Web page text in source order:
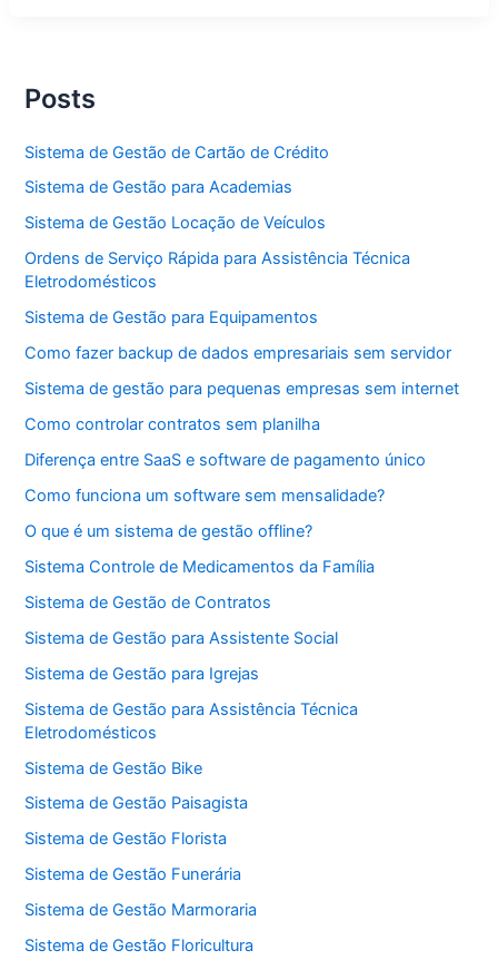
Posts
Sistema de Gestão de Cartão de Crédito
Sistema de Gestão para Academias
Sistema de Gestão Locação de Veículos
Ordens de Serviço Rápida para Assistência Técnica
Eletrodomésticos
Sistema de Gestão para Equipamentos
Como fazer backup de dados empresariais sem servidor
Sistema de gestão para pequenas empresas sem internet
Como controlar contratos sem planilha
Diferença entre SaaS e software de pagamento único
Como funciona um software sem mensalidade?
O que é um sistema de gestão offline?
Sistema Controle de Medicamentos da Família
Sistema de Gestão de Contratos
Sistema de Gestão para Assistente Social
Sistema de Gestão para Igrejas
Sistema de Gestão para Assistência Técnica
Eletrodomésticos
Sistema de Gestão Bike
Sistema de Gestão Paisagista
Sistema de Gestão Florista
Sistema de Gestão Funerária
Sistema de Gestão Marmoraria
Sistema de Gestão Floricultura